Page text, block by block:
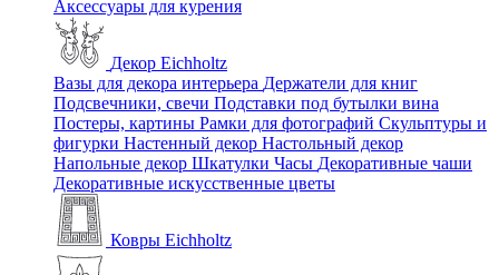
Аксессуары для курения
Декор Eichholtz
Вазы для декора интерьера Держатели для книг
Подсвечники, свечи Подставки под бутылки вина
Постеры, картины Рамки для фотографий Скульптуры и
фигурки Настенный декор Настольный декор
Напольные декор Шкатулки Часы Декоративные чаши
Декоративные искусственные цветы
Ковры Eichholtz